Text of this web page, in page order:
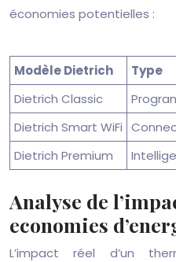
économies potentielles :
Modèle Dietrich Type
Dietrich Classic
Dietrich Smart WiFi
Dietrich Premium
Analyse de
economies
L’impact réel d’un